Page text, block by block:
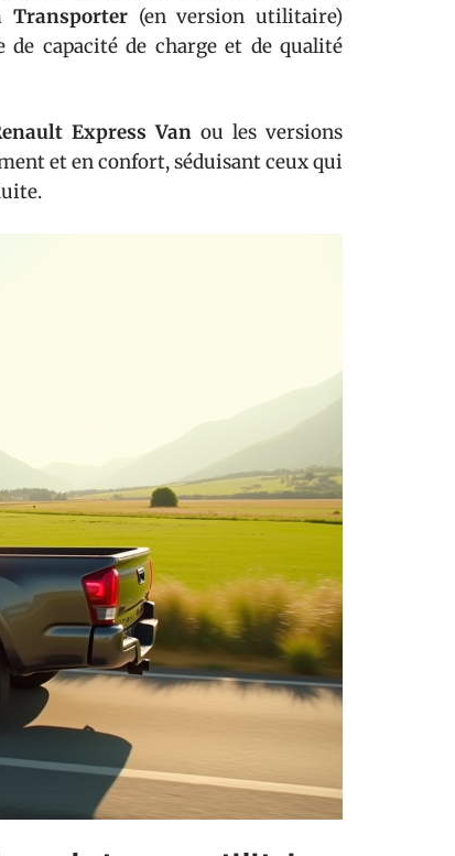
Transporter(en version utilitaire)
de capacité de charge et de qualité
Express Van ou les versions
et en confort, séduisant ceux qui